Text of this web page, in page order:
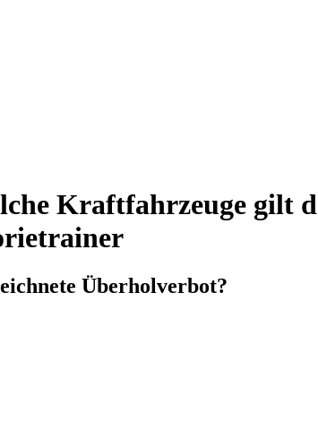
Kraftfahrzeuge gilt
Überholverbot?